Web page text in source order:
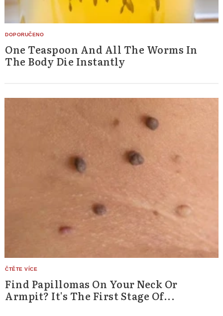
One Teaspoon And All The Worms In
The Body Die Instantly
Find Papillomas On Your Neck Or
Armpit? It's The First Stage Of...